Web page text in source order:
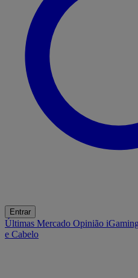
Entrar
Últimas Mercado Opinião
e Cabelo